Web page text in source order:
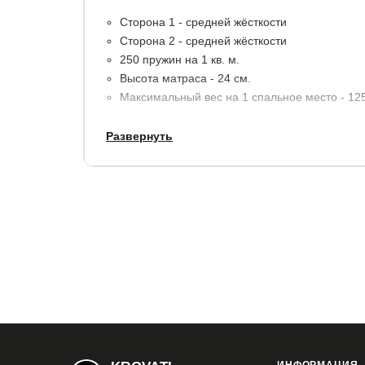
Сторона 1 - средней жёсткости
Сторона 2 - средней жёсткости
250 пружин на 1 кв. м.
Высота матраса - 24 см.
Максимальный вес на 1 спальное место - 125
Материалы:
Все модификации:
Развернуть